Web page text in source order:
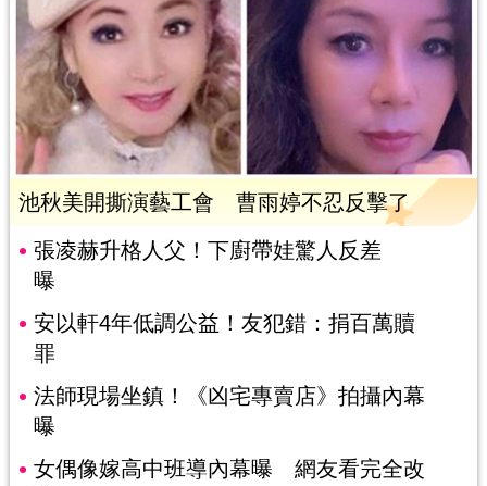
池秋美開撕演藝工會 曹雨婷不忍反擊了
張凌赫升格人父！下廚帶娃驚人反差
曝
安以軒4年低調公益！友犯錯：捐百萬贖
罪
法師現場坐鎮！《凶宅專賣店》拍攝內幕
曝
女偶像嫁高中班導內幕曝 網友看完全改